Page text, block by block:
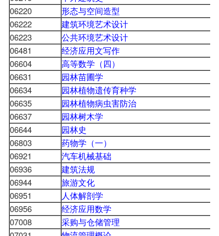
06220
形态与空间造型
06222
建筑环境艺术设计
06223
公共环境艺术设计
06481
经济应用文写作
06604
高等数学（四）
06631
园林苗圃学
06634
园林植物遗传育种学
06635
园林植物病虫害防治
06637
园林树木学
06644
园林史
06803
药物学（一）
06921
汽车机械基础
06936
建筑法规
06944
旅游文化
06951
人体解剖学
06956
经济应用数学
07008
采购与仓储管理